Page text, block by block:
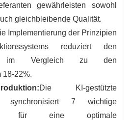
gewährleisten sowohl
gleichbleibende Qualität.
Implementierung der Prinzipien
reduziert den
im Vergleich zu den
18-22%.
Die KI-gestützte
synchronisiert 7 wichtige
für eine optimale